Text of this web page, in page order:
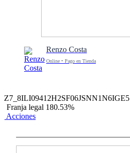
Renzo Costa
Online • Pago en Tienda
Z7_8ILI09412H2SF06JSNN1N6IGE5
Franja legal 180.53%
Acciones